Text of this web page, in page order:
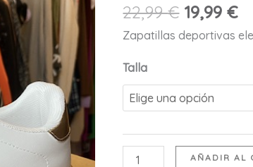
22,99€ El
precio
22,99 €.
19,99€El
Zapatillas deportivas
Talla
Deportiva
AÑADIR AL